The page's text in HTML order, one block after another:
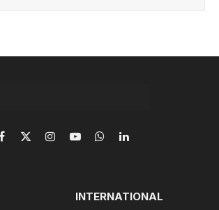
Facebook
X
InstagramYouTubeWhatsAppLinkedIn
INTERNATIONAL